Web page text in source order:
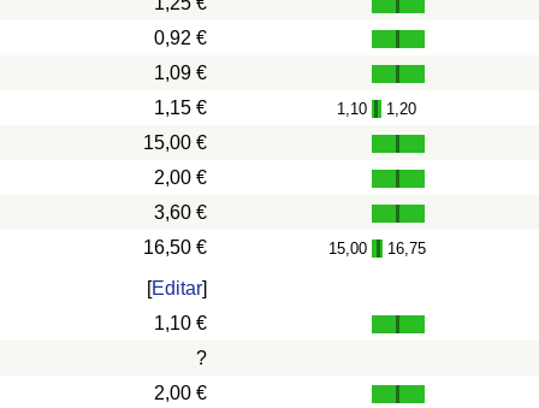
0,92 €
1,09 €
1,15 €
1,10 - 1,20
15,00 €
2,00 €
3,60 €
16,50 €
15,00 - 16,75
[Editar]
1,10 €
?
2,00 €